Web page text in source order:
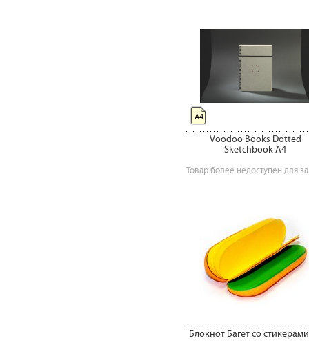
Voodoo Books Dotted
Sketchbook A4
Товар более недоступен для
А4
Блокнот Багет со